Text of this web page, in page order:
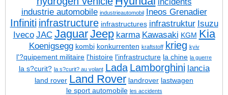
industrie automobile industrieautomobil Ineos Grenadier
Infiniti infrastructure infrastructures infrastruktur Isuzu
Iveco JAC JaguarJeep karma Kawasaki KGM Kia
Koenigsegg kombi konkurrenten kraftstoff krieg kyiv
l'?quipement militaire l'histoire l'infrastructure la chine la guerre
la s?curit? la s?curit? au volant Lada Lamborghini lancia
land rover Land Rover landrover lastwagen
le sport automobile les accidents